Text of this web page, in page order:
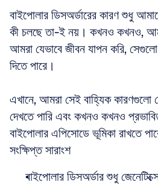
বাইপোলার ডিসঅর্ডারের কারণ শুধু
কী চলছে তা-ই নয়। কখনও কখনও,
আমরা যেভাবে জীবন যাপন করি, সেগুলো
দিতে পারে।
এখানে, আমরা সেই বাহ্যিক
দেখতে পারি এবং কখনও কখনও
বাইপোলার এপিসোডে ভূমিকা রাখতে
সংক্ষিপ্ত সারাংশ
বাইপোলার ডিসঅর্ডার শুধু